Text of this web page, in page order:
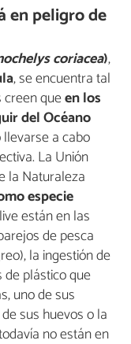
en peligro de
coriacea),
, se encuentra tal
queen los
del Océano
a cabo
La Unión
la Naturaleza
especie
están en las
de pesca
la ingestión de
plástico que
uno de sus
sus huevos o la
no están en